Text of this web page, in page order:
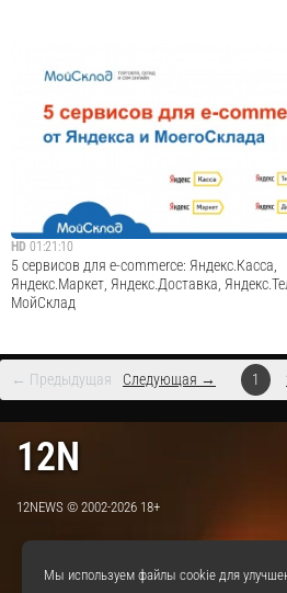
аксессуаров для дома. Сеть магазинов "Hoff"
развивается. На сегодняшний день
гипермаркетов по России, из них 6
Cмотреть видео
HD 01:21:10
5 сервисов для e-commerce: Яндекс.Касса,
Яндекс.Маркет, Яндекс.Доставка,
МойСклад
и Яндекс.Маркет рассказали про то, какие
можно подключить к вашему интернет-
Cмотреть видео
← Предыдущая Следующая → 1
12N
12NEWS © 2002-2026 18+
Мы используем файлы cookie для